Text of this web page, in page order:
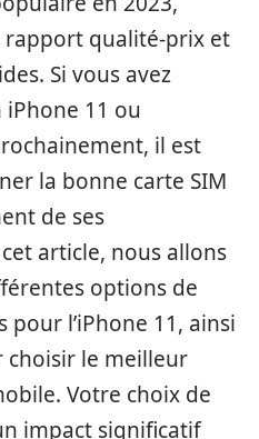
qualité-prix et
Si vous avez
11 ou
il est
la bonne carte SIM
de ses
article, nous allons
options de
pour l’iPhone 11, ainsi
choisir le meilleur
Votre choix de
impact significatif